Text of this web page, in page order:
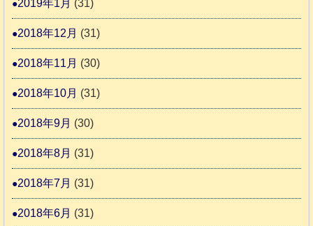
2019年1月 (31)
2018年12月 (31)
2018年11月 (30)
2018年10月 (31)
2018年9月 (30)
2018年8月 (31)
2018年7月 (31)
2018年6月 (31)